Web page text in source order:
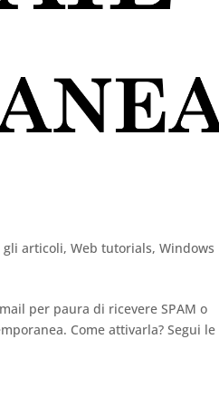
gli articoli,Web tutorials,Windows
per paura di ricevere SPAM o
Come attivarla? Segui le